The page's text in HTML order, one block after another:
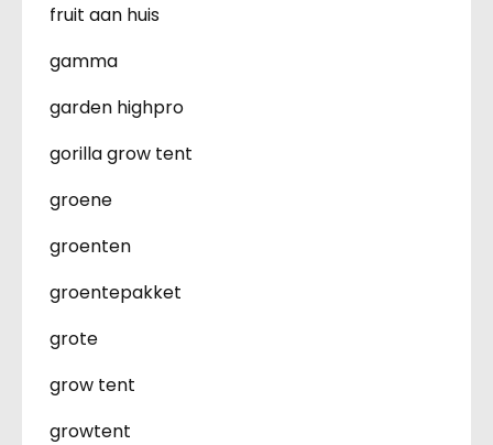
fruit aan huis
gamma
garden highpro
gorilla grow tent
groene
groenten
groentepakket
grote
grow tent
growtent